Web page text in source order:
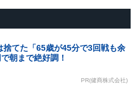
捨てた「65歳が45分で3回戦も余
朝まで絶好調！
PR(健商株式会社)